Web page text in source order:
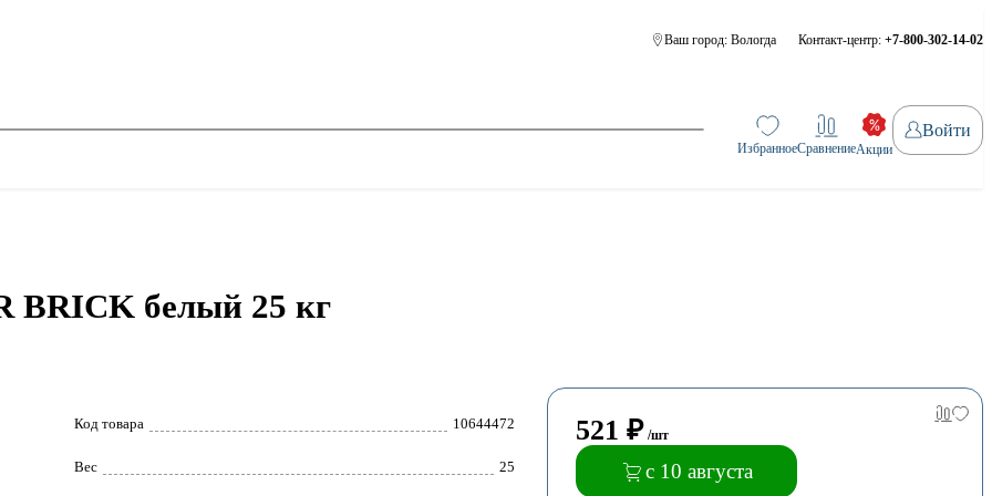
Ваш город: Вологда Контакт-центр: +7-800-302-14-02
ИзбранноеСравнениеАкции
Войти
BRICK белый 25 кг
Код товара 10644472
Вес 25
521 ₽ /шт
с 10 августа